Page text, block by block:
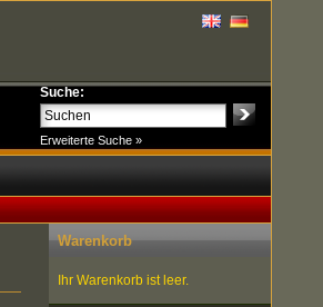
Suche:
Erweiterte Suche »
Warenkorb
Ihr Warenkorb ist leer.